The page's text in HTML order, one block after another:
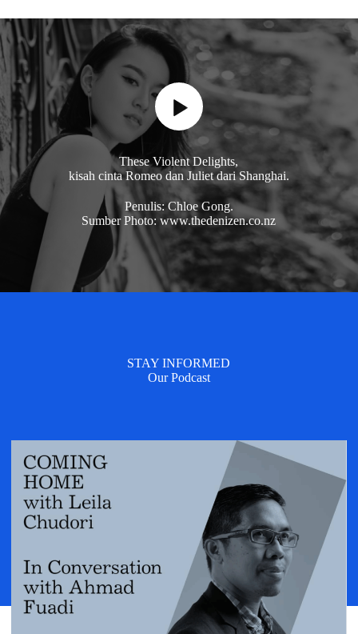
These Violent Delights,
kisah cinta Romeo dan Juliet dari Shanghai.
Penulis: Chloe Gong.
Sumber Photo: www.thedenizen.co.nz
STAY INFORMED
Our Podcast